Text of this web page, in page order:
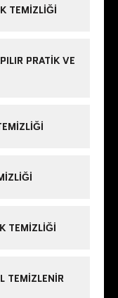
TEMIZLIĞI
PRATIK VE
TEMIZLIĞI
TEMIZLENIR